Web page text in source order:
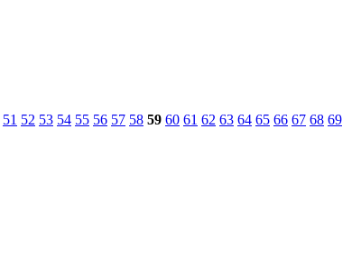
51 52 53 54 55 56 57 58 59 60 61 62 63 64 65 66 67 68 69